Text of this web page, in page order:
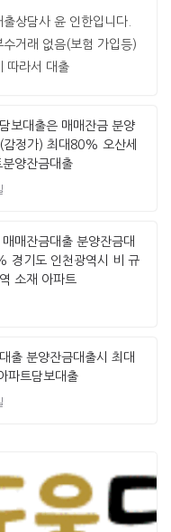
상담사 윤 인한입니다.
거래 없음(보험 가입등)
따라서 대출
보대출은 매매잔금 분양
감정가) 최대80% 오산세
양잔금대출
매잔금대출 분양잔금대
경기도 인천광역시 비 규
소재 아파트
출 분양잔금대출시 최대
파트담보대출